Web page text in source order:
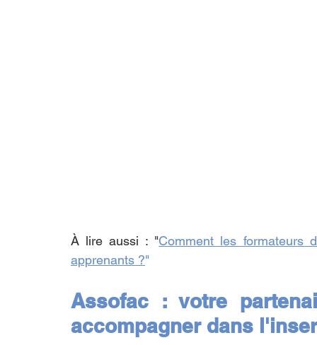
À lire aussi : "Comment les formateurs
apprenants ?"
Assofac : votre
accompagner dans